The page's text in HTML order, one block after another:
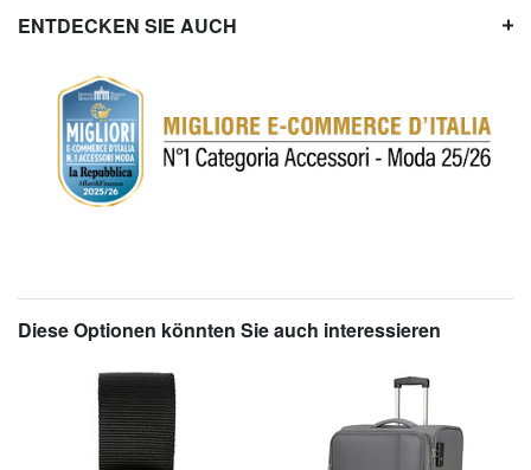
ENTDECKEN SIE AUCH
Diese Optionen könnten Sie auch interessieren